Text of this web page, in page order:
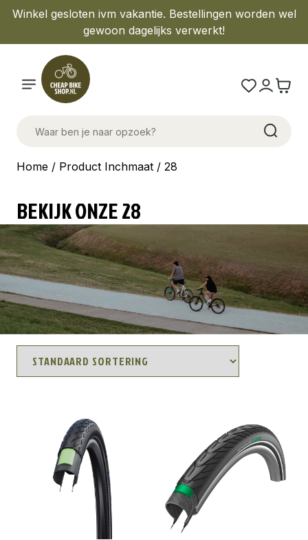
Winkel gesloten ivm vakantie. Bestellingen worden wel
gewoon dagelijks verwerkt!
Home / Product Inchmaat / 28
BEKIJK ONZE 28